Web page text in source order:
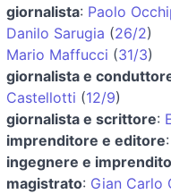
giornalista: Paolo
Danilo Sarugia (26/2)
Mario Maffucci (31/3)
giornalista e
Castellotti (12/9)
giornalista e scrittore:
imprenditore e editore:
ingegnere e
magistrato: Gian Carlo